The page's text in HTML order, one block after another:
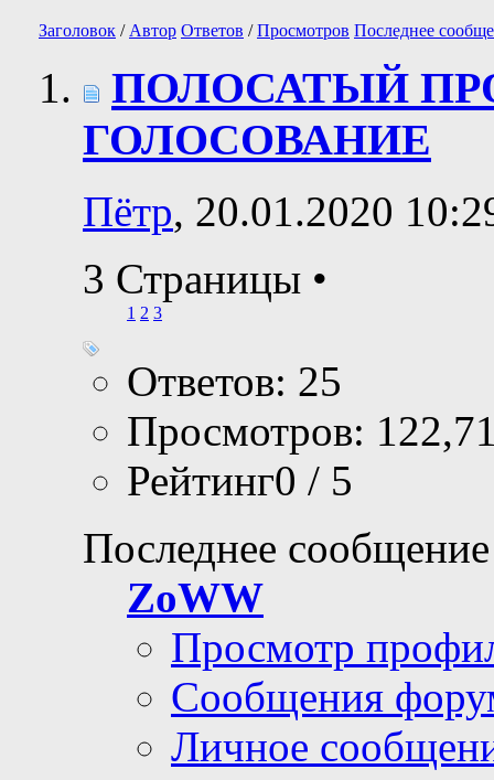
Заголовок / Автор Ответов /Просмотров Последнее
ПОЛОСАТЫЙ
ГОЛОСОВАНИЕ
Пётр, 20.01.2020
3 Страницы •
1 2 3
Ответов: 25
Просмотров:
Рейтинг0 / 5
Последнее
ZoWW
Просмотр
Сообщения
Личное